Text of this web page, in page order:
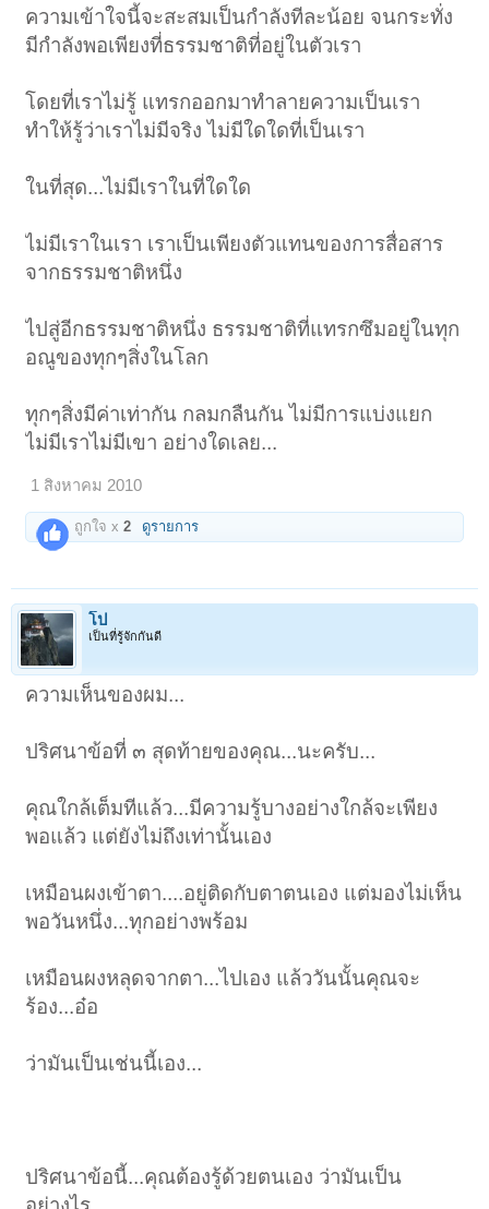
ความเข้าใจนี้จะสะสมเป็นกำลังทีละน้อย จนกระทั่ง
มีกำลังพอเพียงที่ธรรมชาติที่อยู่ในตัวเรา
โดยที่เราไม่รู้ แทรกออกมาทำลายความเป็นเรา
ทำให้รู้ว่าเราไม่มีจริง ไม่มีใดใดที่เป็นเรา
ในที่สุด...ไม่มีเราในที่ใดใด
ไม่มีเราในเรา เราเป็นเพียงตัวแทนของการสื่อสาร
จากธรรมชาติหนึ่ง
ไปสู่อีกธรรมชาติหนึ่ง ธรรมชาติที่แทรกซึมอยู่ในทุก
อณูของทุกๆสิ่งในโลก
ทุกๆสิ่งมีค่าเท่ากัน กลมกลืนกัน ไม่มีการแบ่งแยก
ไม่มีเราไม่มีเขา อย่างใดเลย...
1 สิงหาคม 2010
ถูกใจ x2 ดูรายการ
โป
เป็นที่รู้จักกันดี
ความเห็นของผม...
ปริศนาข้อที่ ๓ สุดท้ายของคุณ...นะครับ...
คุณใกล้เต็มทีแล้ว...มีความรู้บางอย่างใกล้จะเพียง
พอแล้ว แต่ยังไม่ถึงเท่านั้นเอง
เหมือนผงเข้าตา....อยู่ติดกับตาตนเอง แต่มองไม่เห็น
พอวันหนึ่ง...ทุกอย่างพร้อม
เหมือนผงหลุดจากตา...ไปเอง แล้ววันนั้นคุณจะ
ร้อง...อ๋อ
ว่ามันเป็นเช่นนี้เอง...
ปริศนาข้อนี้...คุณต้องรู้ด้วยตนเอง ว่ามันเป็น